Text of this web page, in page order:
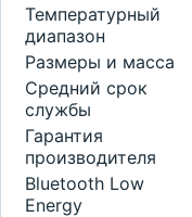
Температурный
диапазон
Размеры и масса
Средний срок
службы
Гарантия
производителя
Bluetooth Low
Energy